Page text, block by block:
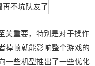
重要，特别是对于操作
掉帧就能影响整个游戏的
一些机型推出了一些优化